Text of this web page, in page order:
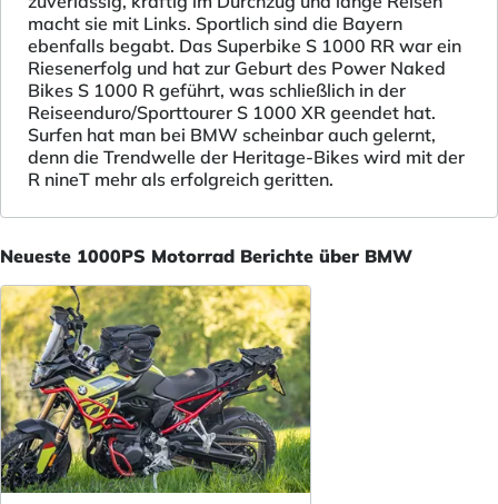
macht sie mit Links. Sportlich sind die Bayern
ebenfalls begabt. Das Superbike S 1000 RR war ein
Riesenerfolg und hat zur Geburt des Power Naked
Bikes S 1000 R geführt, was schließlich in der
Reiseenduro/Sporttourer S 1000 XR geendet hat.
Surfen hat man bei BMW scheinbar auch gelernt,
denn die Trendwelle der Heritage-Bikes wird mit der
R nineT mehr als erfolgreich geritten.
Neueste 1000PS Motorrad Berichte über BMW